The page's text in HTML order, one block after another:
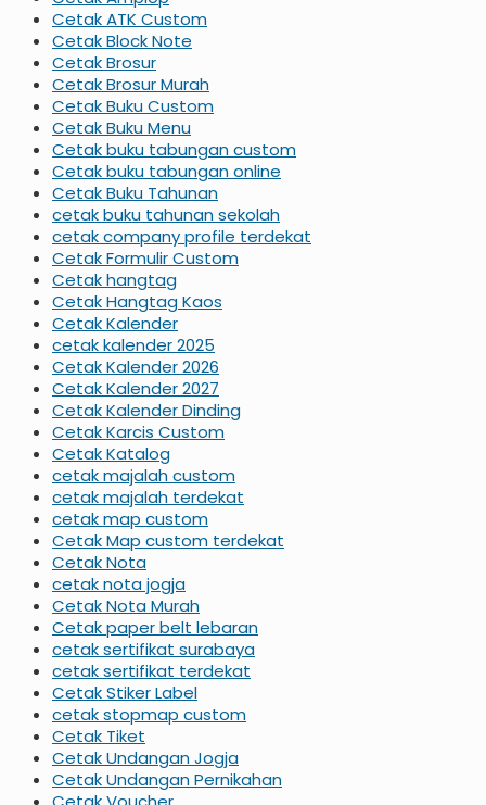
Cetak ATK Custom
Cetak Block Note
Cetak Brosur
Cetak Brosur Murah
Cetak Buku Custom
Cetak Buku Menu
Cetak buku tabungan custom
Cetak buku tabungan online
Cetak Buku Tahunan
cetak buku tahunan sekolah
cetak company profile terdekat
Cetak Formulir Custom
Cetak hangtag
Cetak Hangtag Kaos
Cetak Kalender
cetak kalender 2025
Cetak Kalender 2026
Cetak Kalender 2027
Cetak Kalender Dinding
Cetak Karcis Custom
Cetak Katalog
cetak majalah custom
cetak majalah terdekat
cetak map custom
Cetak Map custom terdekat
Cetak Nota
cetak nota jogja
Cetak Nota Murah
Cetak paper belt lebaran
cetak sertifikat surabaya
cetak sertifikat terdekat
Cetak Stiker Label
cetak stopmap custom
Cetak Tiket
Cetak Undangan Jogja
Cetak Undangan Pernikahan